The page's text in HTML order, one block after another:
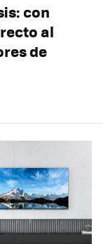
con
al
de